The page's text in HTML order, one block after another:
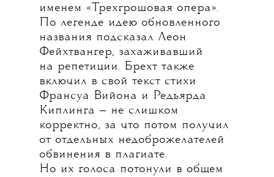
именем «Трехгрошовая опера».
По легенде идею обновленного
названия подсказал Леон
Фейхтвангер, захаживавший
на репетиции. Брехт также
включил в свой текст стихи
Франсуа Вийона и Редьярда
Киплинга — не слишком
корректно, за что потом получил
от отдельных недоброжелателей
обвинения в плагиате.
Но их голоса потонули в общем